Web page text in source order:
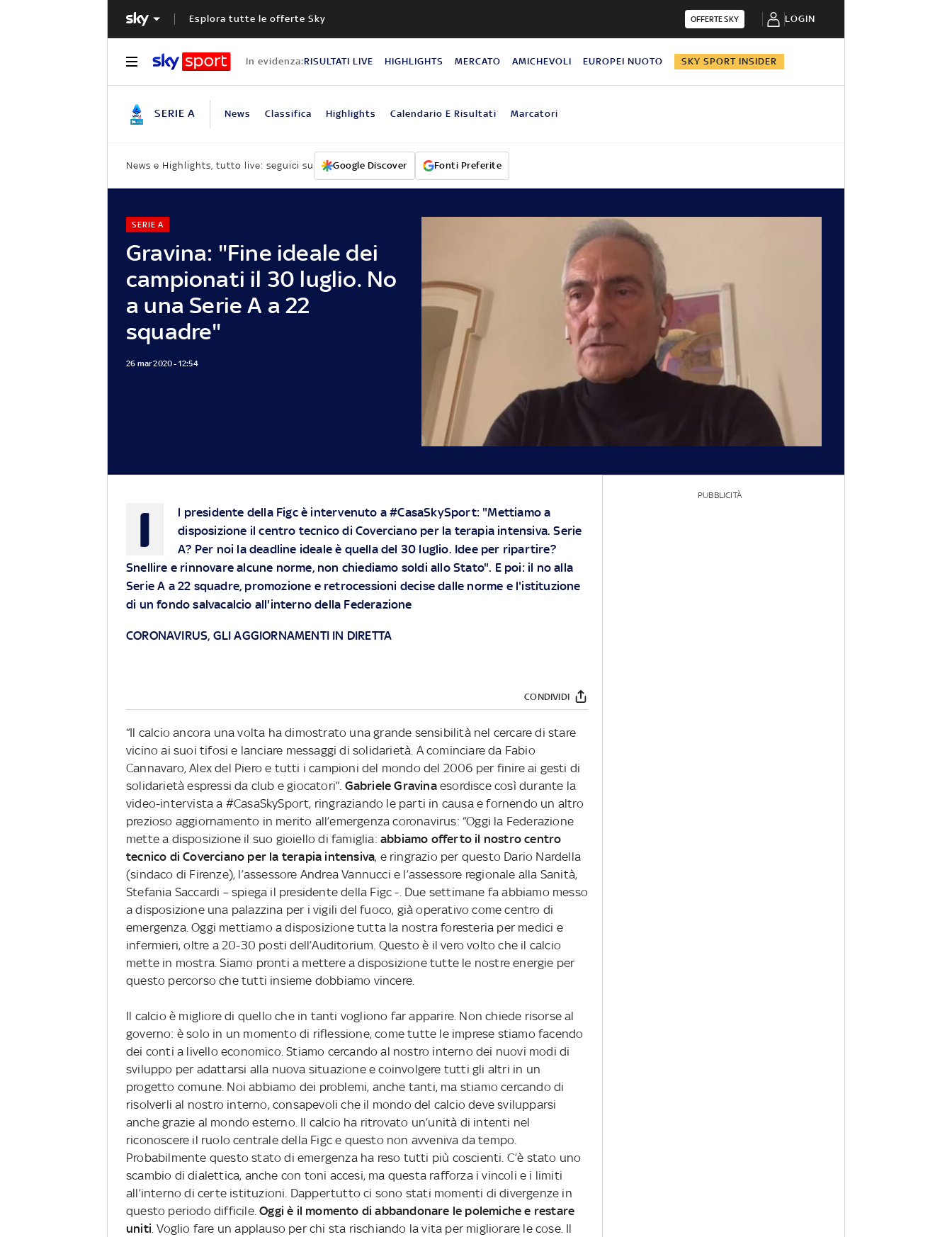
Esplora tutte le offerte Sky OFFERTE SKY LOGIN
In evidenza:RISULTATI LIVE HIGHLIGHTS MERCATO AMICHEVOLI EUROPEI NUOTO SKY SPORT INSIDER
SERIE A News Classifica Highlights Calendario E Risultati Marcatori
News e Highlights, tutto live: seguici su Google Discover Fonti Preferite
Gravina: "Fine ideale dei
campionati il 30 luglio. No
a una Serie A a 22
squadre"
SERIE A
26 mar 2020 - 12:54
I
l presidente della Figc è intervenuto a #CasaSkySport: "Mettiamo a
disposizione il centro tecnico di Coverciano per la terapia intensiva. Serie
A? Per noi la deadline ideale è quella del 30 luglio. Idee per ripartire?
Snellire e rinnovare alcune norme, non chiediamo soldi allo Stato". E poi: il no alla
Serie A a 22 squadre, promozione e retrocessioni decise dalle norme e l'istituzione
di un fondo salvacalcio all'interno della Federazione
CORONAVIRUS, GLI AGGIORNAMENTI IN DIRETTA
CONDIVIDI
“Il calcio ancora una volta ha dimostrato una grande sensibilità nel cercare di stare
vicino ai suoi tifosi e lanciare messaggi di solidarietà. A cominciare da Fabio
Cannavaro, Alex del Piero e tutti i campioni del mondo del 2006 per finire ai gesti di
solidarietà espressi da club e giocatori”. Gabriele Gravinaesordisce così durante la
video-intervista a #CasaSkySport, ringraziando le parti in causa e fornendo un altro
prezioso aggiornamento in merito all’emergenza coronavirus: “Oggi la Federazione
mette a disposizione il suo gioiello di famiglia: abbiamo offerto il nostro centro
tecnico di Coverciano per la terapia intensiva, e ringrazio per questo Dario Nardella
(sindaco di Firenze), l’assessore Andrea Vannucci e l’assessore regionale alla Sanità,
Stefania Saccardi – spiega il presidente della Figc -. Due settimane fa abbiamo messo
a disposizione una palazzina per i vigili del fuoco, già operativo come centro di
emergenza. Oggi mettiamo a disposizione tutta la nostra foresteria per medici e
infermieri, oltre a 20-30 posti dell’Auditorium. Questo è il vero volto che il calcio
mette in mostra. Siamo pronti a mettere a disposizione tutte le nostre energie per
questo percorso che tutti insieme dobbiamo vincere.
Il calcio è migliore di quello che in tanti vogliono far apparire. Non chiede risorse al
governo: è solo in un momento di riflessione, come tutte le imprese stiamo facendo
dei conti a livello economico. Stiamo cercando al nostro interno dei nuovi modi di
sviluppo per adattarsi alla nuova situazione e coinvolgere tutti gli altri in un
progetto comune. Noi abbiamo dei problemi, anche tanti, ma stiamo cercando di
risolverli al nostro interno, consapevoli che il mondo del calcio deve svilupparsi
anche grazie al mondo esterno. Il calcio ha ritrovato un’unità di intenti nel
riconoscere il ruolo centrale della Figc e questo non avveniva da tempo.
Probabilmente questo stato di emergenza ha reso tutti più coscienti. C’è stato uno
scambio di dialettica, anche con toni accesi, ma questa rafforza i vincoli e i limiti
all’interno di certe istituzioni. Dappertutto ci sono stati momenti di divergenze in
questo periodo difficile.Oggi è il momento di abbandonare le polemiche e restare
uniti. Voglio fare un applauso per chi sta rischiando la vita per migliorare le cose. Il
PUBBLICITÀ